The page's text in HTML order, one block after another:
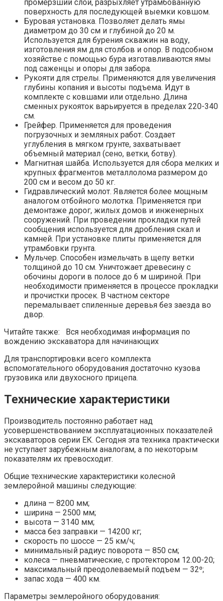
промерзший слой, разрыхляет утрамбованную
поверхность для последующей выемки ковшом.
Буровая установка. Позволяет делать ямы
диаметром до 30 см и глубиной до 20 м.
Используется для бурения скважин на воду,
изготовления ям для столбов и опор. В подсобном
хозяйстве с помощью бура изготавливаются ямы
под саженцы и опоры для забора.
Рукояти для стрелы. Применяются для увеличения
глубины копания и высоты подъема. Идут в
комплекте с ковшами или отдельно. Длина
сменных рукояток варьируется в пределах 220-340
см.
Грейфер. Применяется для проведения
погрузочных и земляных работ. Создает
углубления в мягком грунте, захватывает
объемный материал (сено, ветки, ботву).
Магнитная шайба. Используется для сбора мелких и
крупных фрагментов металлолома размером до
200 см и весом до 50 кг.
Гидравлический молот. Является более мощным
аналогом отбойного молотка. Применяется при
демонтаже дорог, жилых домов и инженерных
сооружений. При проведении прокладки путей
сообщения используется для дробления скал и
камней. При установке плиты применяется для
утрамбовки грунта.
Мульчер. Способен измельчать в щепу ветки
толщиной до 10 см. Уничтожает древесину с
обочины дороги в полосе до 6 м шириной. При
необходимости применяется в процессе прокладки
и прочистки просек. В частном секторе
перемалывает спиленные деревья без заезда во
двор.
Читайте также: Вся необходимая информация по
вождению экскаватора для начинающих
Для транспортировки всего комплекта
вспомогательного оборудования достаточно кузова
грузовика или двухосного прицепа.
Технические характеристики
Производитель постоянно работает над
усовершенствованием эксплуатационных показателей
экскаваторов серии ЕК. Сегодня эта техника практически
не уступает зарубежным аналогам, а по некоторым
показателям их превосходит.
Общие технические характеристики колесной
землеройной машины следующие:
длина — 8200 мм;
ширина — 2500 мм;
высота — 3140 мм;
масса без заправки — 14200 кг;
скорость по шоссе — 25 км/ч;
минимальный радиус поворота — 850 см;
колеса — пневматические, с протектором 12.00-20;
максимальный преодолеваемый подъем — 32º;
запас хода — 400 км.
Параметры землеройного оборудования: